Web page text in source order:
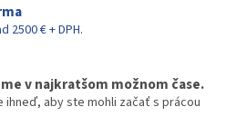
2500 € + DPH.
v najkratšom možnom čase.
ihneď, aby ste mohli začať s prácou